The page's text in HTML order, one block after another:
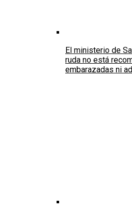
El ministerio de
ruda no está
embarazadas ni